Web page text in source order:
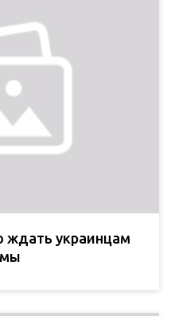
ждать украинцам